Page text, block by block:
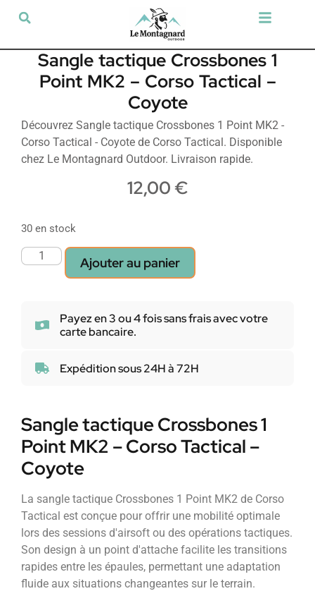
Sangle tactique Crossbones 1
Point MK2 – Corso Tactical –
Coyote
Découvrez Sangle tactique Crossbones 1 Point MK2 -
Corso Tactical - Coyote de Corso Tactical. Disponible
chez Le Montagnard Outdoor. Livraison rapide.
12,00 €
30 en stock
Ajouter au panier
Payez en 3 ou 4 fois sans frais avec votre
carte bancaire.
Expédition sous 24H à 72H
Sangle tactique Crossbones 1
Point MK2 – Corso Tactical –
Coyote
La sangle tactique Crossbones 1 Point MK2 de Corso
Tactical est conçue pour offrir une mobilité optimale
lors des sessions d'airsoft ou des opérations tactiques.
Son design à un point d'attache facilite les transitions
rapides entre les épaules, permettant une adaptation
fluide aux situations changeantes sur le terrain.